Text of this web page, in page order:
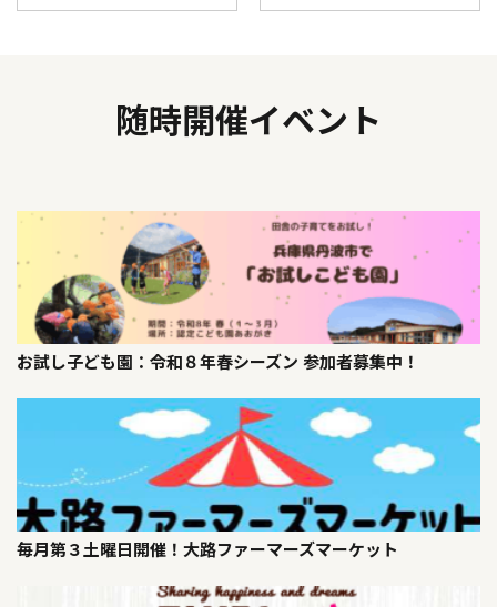
随時開催イベント
お試し子ども園：令和８年春シーズン 参加者募集中！
毎月第３土曜日開催！大路ファーマーズマーケット